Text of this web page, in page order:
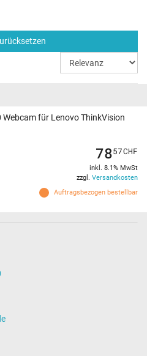
Webcam für Lenovo ThinkVision
Auftragsbezogen bestellbar
7857CHF
inkl. 8.1% MwSt
zzgl. Versandkosten